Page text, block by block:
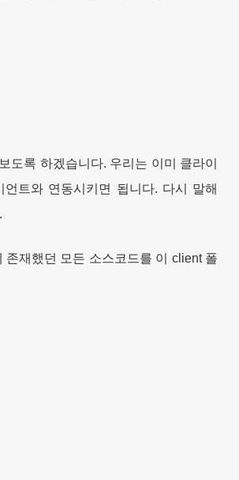
도록 하겠습니다. 우리는 이미 클라이
트와 연동시키면 됩니다. 다시 말해
재했던 모든 소스코드를 이 client 폴